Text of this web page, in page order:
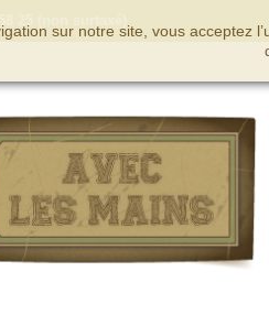
sur notre site, vous acceptez